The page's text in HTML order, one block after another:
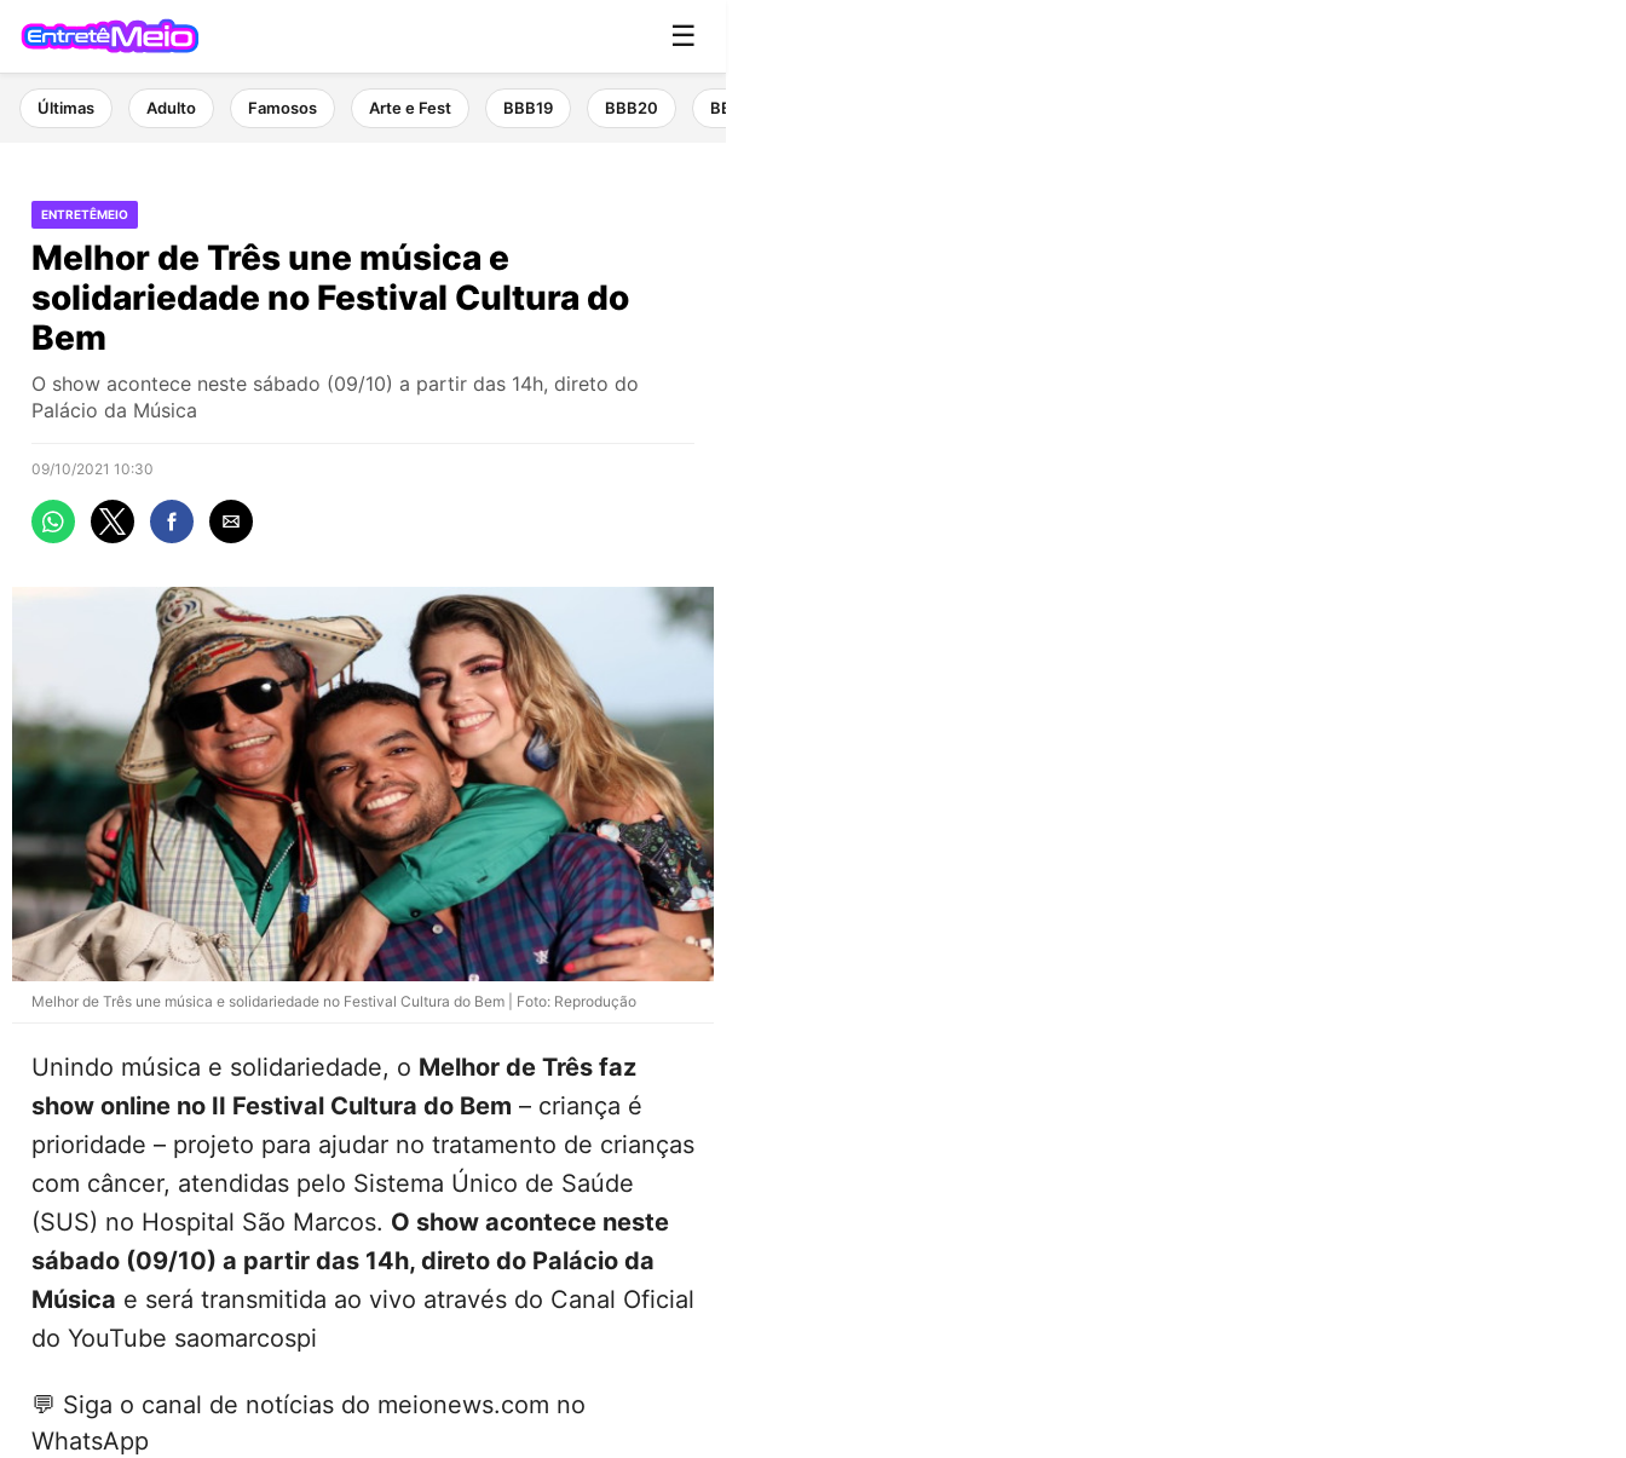
☰
Últimas Adulto Famosos Arte e Fest BBB19 BBB20 BBB21
ENTRETÊMEIO
Melhor de Três une música e
solidariedade no Festival Cultura do
Bem
O show acontece neste sábado (09/10) a partir das 14h, direto do
Palácio da Música
09/10/2021 10:30
Melhor de Três une música e solidariedade no Festival Cultura do Bem | Foto: Reprodução
Unindo música e solidariedade, o Melhor de Três faz
show online no II Festival Cultura do Bem – criança é
prioridade – projeto para ajudar no tratamento de crianças
com câncer, atendidas pelo Sistema Único de Saúde
(SUS) no Hospital São Marcos. O show acontece neste
sábado (09/10) a partir das 14h, direto do Palácio da
Música e será transmitida ao vivo através do Canal Oficial
do YouTube saomarcospi
💬 Siga o canal de notícias do meionews.com no
WhatsApp